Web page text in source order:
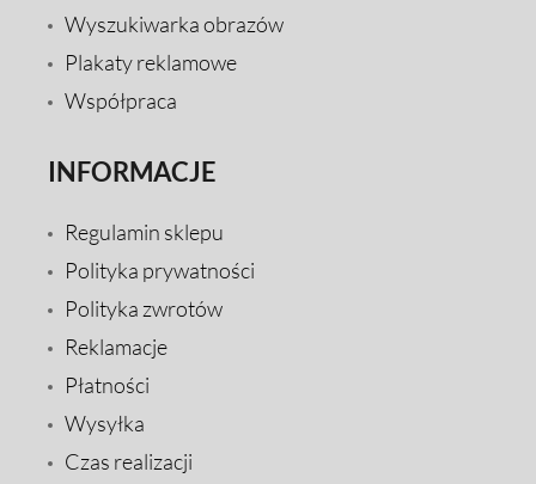
Wyszukiwarka obrazów
Plakaty reklamowe
Współpraca
INFORMACJE
Regulamin sklepu
Polityka prywatności
Polityka zwrotów
Reklamacje
Płatności
Wysyłka
Czas realizacji